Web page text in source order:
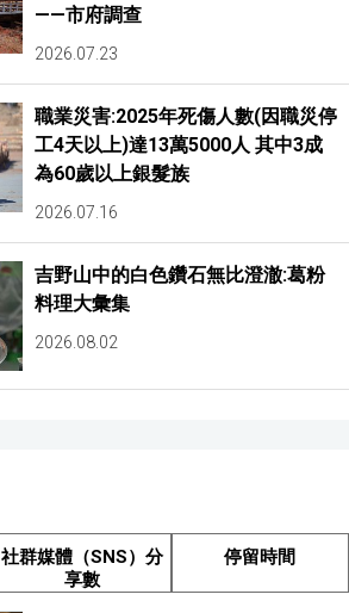
——市府調查
2026.07.23
職業災害:2025年死傷人數(因職災停
工4天以上)達13萬5000人 其中3成
為60歲以上銀髮族
2026.07.16
吉野山中的白色鑽石無比澄澈:葛粉
料理大彙集
2026.08.02
社群媒體（SNS）分
享數
停留時間